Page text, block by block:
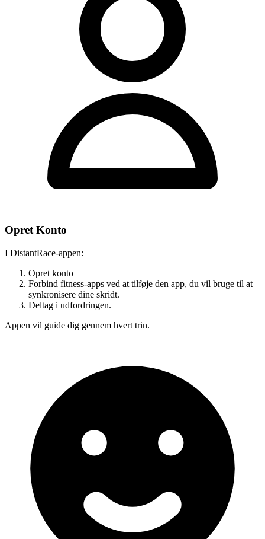
Opret Konto
I DistantRace-appen:
Opret konto
Forbind fitness-apps ved at tilføje den app, du vil bruge til at
synkronisere dine skridt.
Deltag i udfordringen.
Appen vil guide dig gennem hvert trin.